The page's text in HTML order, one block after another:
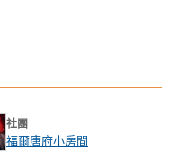
社團
福爾唐府小房間